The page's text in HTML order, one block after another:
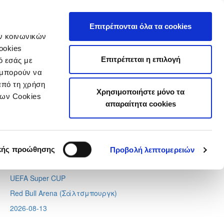
κοινωνικών
εσάς με
να
τη χρήση
Cookies
προώθησης Προβολή λεπτομερειών
Επιτρέπονται όλα τα cookies
Επιτρέπεται η επιλογή
Χρησιμοποιήστε μόνο τα
απαραίτητα cookies
Next
Tweets by CyprusFA
Προσεχή γεγονότα
Conference League
Απόλλων - Μπραν
UEFA Super CUP
Red Bull Arena (Σάλτσμπουργκ)
2026-08-13